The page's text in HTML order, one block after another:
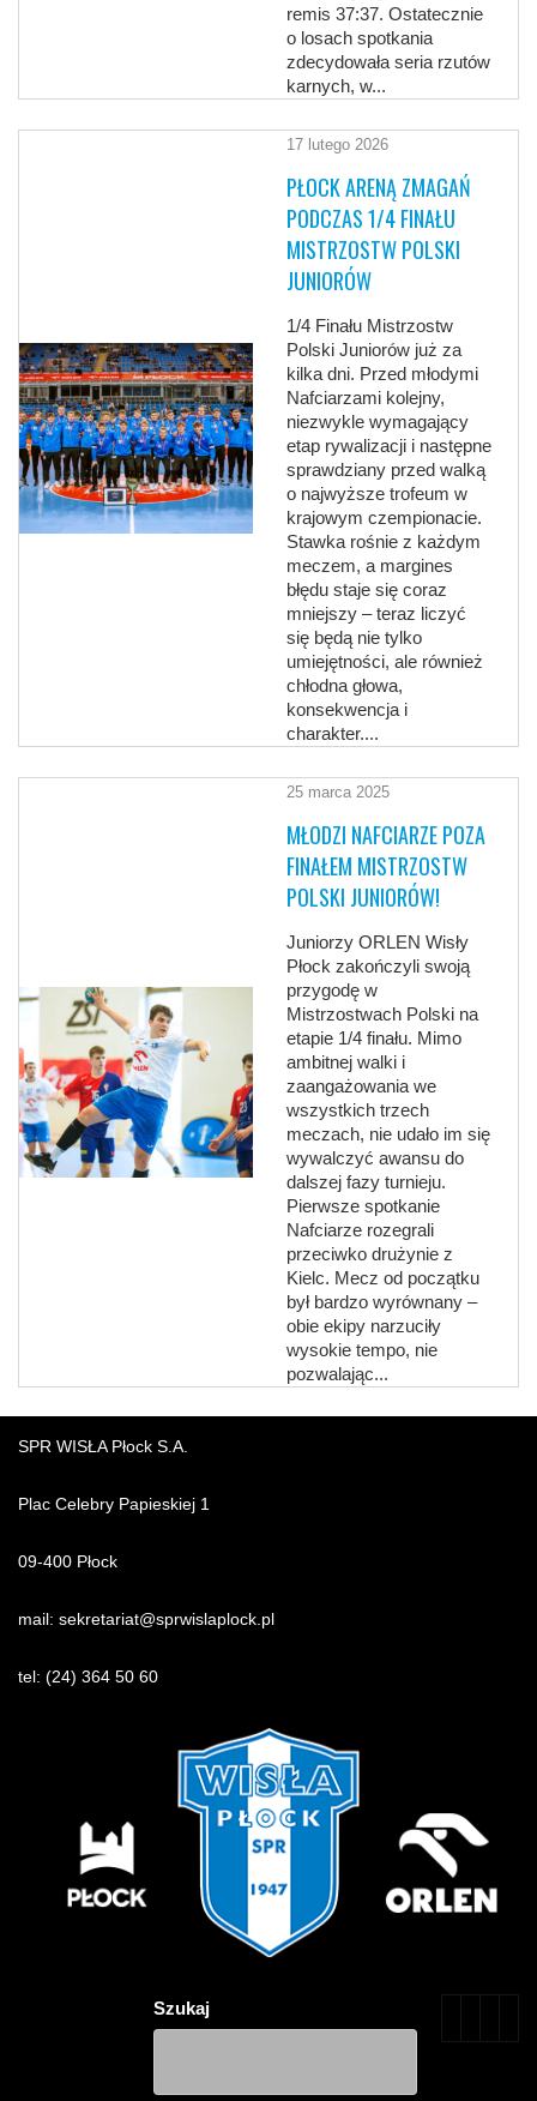
remis 37:37. Ostatecznie
o losach spotkania
zdecydowała seria rzutów
karnych, w...
17 lutego 2026
PŁOCK ARENĄ ZMAGAŃ
PODCZAS 1/4 FINAŁU
MISTRZOSTW POLSKI
JUNIORÓW
1/4 Finału Mistrzostw
Polski Juniorów już za
kilka dni. Przed młodymi
Nafciarzami kolejny,
niezwykle wymagający
etap rywalizacji i następne
sprawdziany przed walką
o najwyższe trofeum w
krajowym czempionacie.
Stawka rośnie z każdym
meczem, a margines
błędu staje się coraz
mniejszy – teraz liczyć
się będą nie tylko
umiejętności, ale również
chłodna głowa,
konsekwencja i
charakter....
25 marca 2025
MŁODZI NAFCIARZE POZA
FINAŁEM MISTRZOSTW
POLSKI JUNIORÓW!
Juniorzy ORLEN Wisły
Płock zakończyli swoją
przygodę w
Mistrzostwach Polski na
etapie 1/4 finału. Mimo
ambitnej walki i
zaangażowania we
wszystkich trzech
meczach, nie udało im się
wywalczyć awansu do
dalszej fazy turnieju.
Pierwsze spotkanie
Nafciarze rozegrali
przeciwko drużynie z
Kielc. Mecz od początku
był bardzo wyrównany –
obie ekipy narzuciły
wysokie tempo, nie
pozwalając...
SPR WISŁA Płock S.A.
Plac Celebry Papieskiej 1
09-400 Płock
mail: sekretariat@sprwislaplock.pl
tel: (24) 364 50 60
Szukaj